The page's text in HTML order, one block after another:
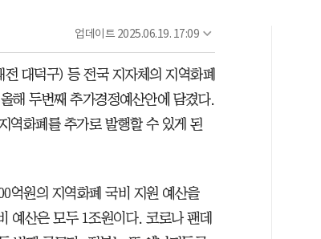
업데이트 2025.06.19. 17:09
대덕구) 등 전국 지자체의 지역화폐
해 두번째 추가경정예산안에 담겼다.
역화폐를 추가로 발행할 수 있게 된
억원의 지역화폐 국비 지원 예산을
예산은 모두 1조원이다. 코로나 팬데